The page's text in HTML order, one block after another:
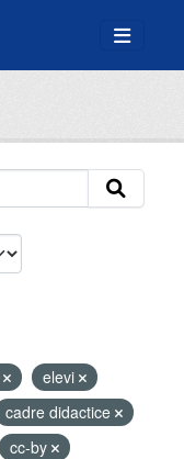
elevi
cadre didactice
cc-by